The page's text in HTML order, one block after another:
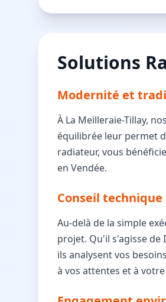
Solutions
Modernité et
À La Meilleraie-Tillay,
équilibrée leur permet
radiateur, vous
en Vendée.
Conseil
Au-delà de la simple
projet. Qu'il s'agisse
ils analysent vos
à vos attentes et à